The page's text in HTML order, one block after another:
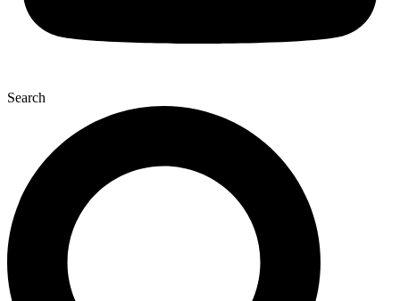
Search